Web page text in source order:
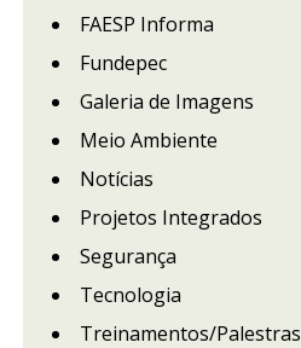
FAESP Informa
Fundepec
Galeria de Imagens
Meio Ambiente
Notícias
Projetos Integrados
Segurança
Tecnologia
Treinamentos/Palestras